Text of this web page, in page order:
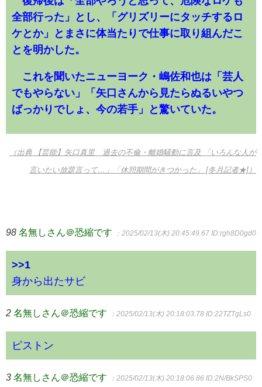
全部行った」とし、「グリズリーにタッチするロ
ケとか」とまさに体当たりで仕事に取り組んだこ
とを明かした。
これを聞いたニューヨーク・嶋佐和也は「芸人
でもやらない」「矢口さんから見たらぬるいやつ
ばっかりでしょ、今の若手」と驚いていた。
（出典 【芸能】矢口真里 過去の不倫・離婚騒動に言及 「いろんな人が
言いたい放題言って…」「休憩期間がきつかった」 [冬月記者★]）
98 名無しさん＠恐縮です ：2025/02/13(木) 20:45:49.67 ID:rgh8D0gd0
>>1
身から出たサビ
2 名無しさん＠恐縮です ：2025/02/13(木) 20:18:03.78 ID:22TZTgLs0
ピストン
3 名無しさん＠恐縮です ：2025/02/13(木) 20:18:06.86 ID:2N/BkSPS0